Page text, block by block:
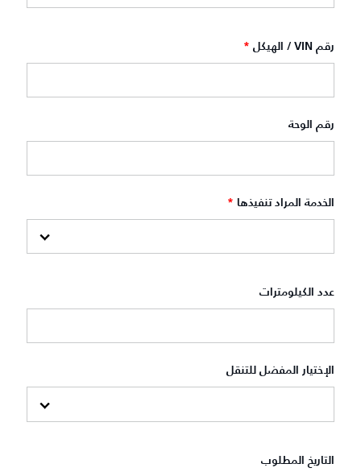
رقم VIN / الهيكل *
رقم الوحة
الخدمة المراد تنفيذها *
عدد الكيلومترات
الإختيار المفضل للتنقل
التاريخ المطلوب